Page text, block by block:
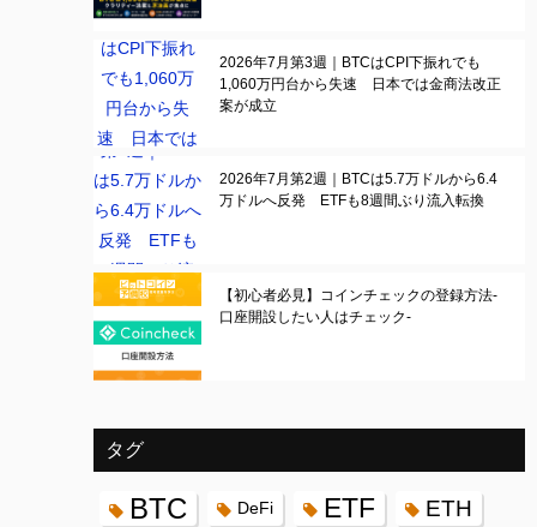
2026年7月第3週｜BTCはCPI下振れでも
1,060万円台から失速 日本では金商法改正
案が成立
2026年7月第2週｜BTCは5.7万ドルから6.4
万ドルへ反発 ETFも8週間ぶり流入転換
【初心者必見】コインチェックの登録方法-
口座開設したい人はチェック-
タグ
BTC DeFi ETF ETH